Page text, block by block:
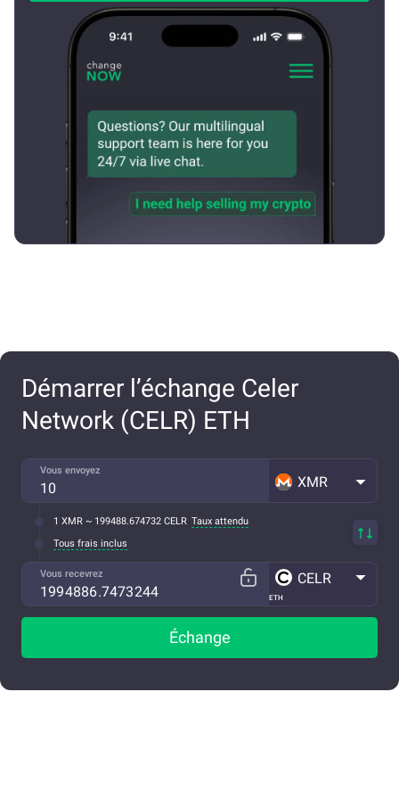
Démarrer l’échange Celer
Network (CELR) ETH
Vous envoyez
XMR
1 XMR ~ 199488.674732 CELR Taux attendu
Tous frais inclus
Vous recevrez
ETH
CELR
Échange